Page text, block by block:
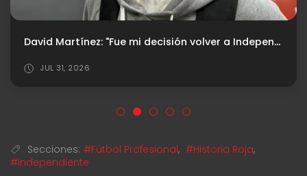
David Martínez: "Fue mi decisión volver a Independiente"
JUL 31, 2026
Secciones: #Fútbol Profesional, #Historia Roja,
#Independiente